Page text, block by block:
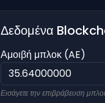
Δεδομένα
Αμοιβή μπλοκ (AE)
Εισάγετε την επιβράβευση